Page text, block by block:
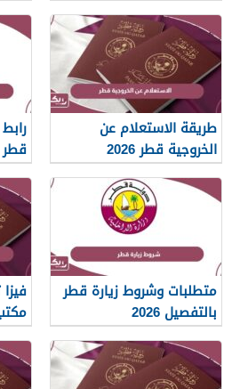
طريقة الاستعلام عن
الخروجية قطر 2026
متطلبات وشروط زيارة قطر
بالتفصيل 2026